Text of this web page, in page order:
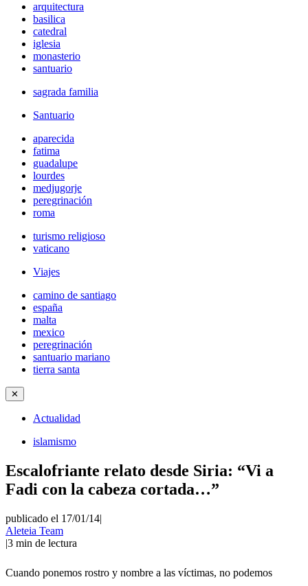
arquitectura
basilica
catedral
iglesia
monasterio
santuario
sagrada familia
Santuario
aparecida
fatima
guadalupe
lourdes
medjugorje
peregrinación
roma
turismo religioso
vaticano
Viajes
camino de santiago
españa
malta
mexico
peregrinación
santuario mariano
tierra santa
✕
Actualidad
islamismo
Escalofriante relato desde Siria: “Vi a
Fadi con la cabeza cortada…”
publicado el 17/01/14|
Aleteia Team
|3 min de lectura
Cuando ponemos rostro y nombre a las víctimas, no podemos